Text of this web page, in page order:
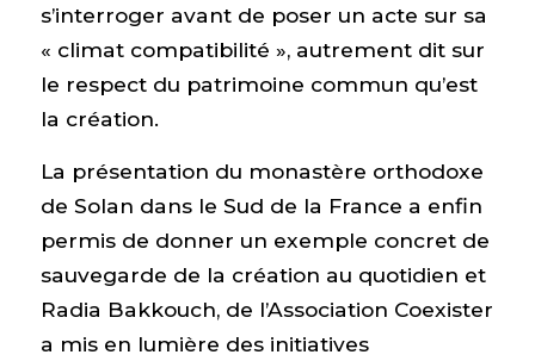
s’interroger avant de poser un acte sur sa
« climat compatibilité », autrement dit sur
le respect du patrimoine commun qu’est
la création.
La présentation du monastère orthodoxe
de Solan dans le Sud de la France a enfin
permis de donner un exemple concret de
sauvegarde de la création au quotidien et
Radia Bakkouch, de l’Association Coexister
a mis en lumière des initiatives